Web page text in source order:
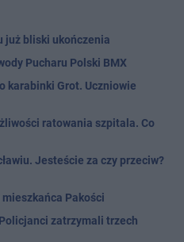
już bliski ukończenia
Pucharu Polski BMX
karabinki Grot. Uczniowie
ratowania szpitala. Co
Jesteście za czy przeciw?
Pakości
zatrzymali trzech